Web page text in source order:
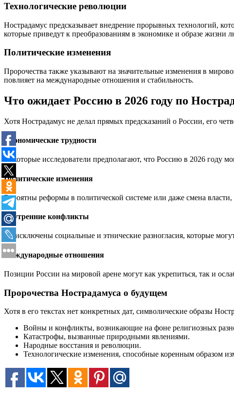
Технологические революции
Нострадамус предсказывает внедрение прорывных технологий,
которые приведут к преобразованиям в экономике и образе жизни
Политические изменения
Пророчества также указывают на значительные изменения в
повлияет на международные отношения и стабильность.
Что ожидает Россию в 2026 году по
Хотя Нострадамус не делал прямых предсказаний о России, его
Экономические трудности
Некоторые исследователи предполагают, что Россию в 2026 году
Политические изменения
Вероятны реформы в политической системе или даже смена
Внутренние конфликты
Не исключены социальные и этнические разногласия, которые
Международные отношения
Позиции России на мировой арене могут как укрепиться, так и
Пророчества Нострадамуса о будущем
Хотя в его текстах нет конкретных дат, символические образы
Войны и конфликты, возникающие на фоне религиозных
Катастрофы, вызванные природными явлениями.
Народные восстания и революции.
Технологические изменения, способные коренным образом